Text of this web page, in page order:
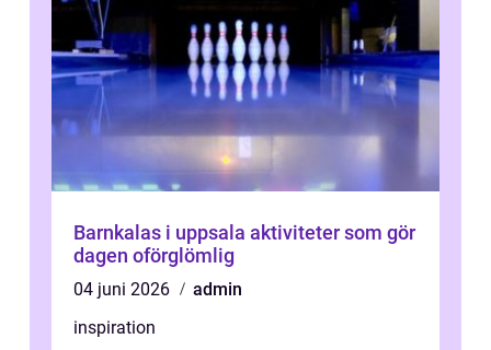
Barnkalas i uppsala aktiviteter som gör
dagen oförglömlig
04 juni 2026
admin
inspiration